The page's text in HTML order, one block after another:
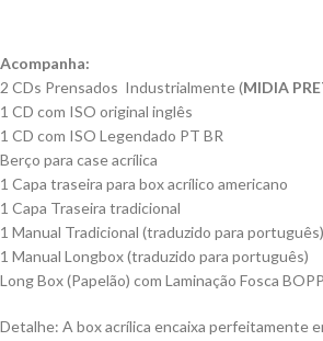
Acompanha:
2 CDs Prensados Industrialmente (MIDIA
1 CD com ISO original inglês
1 CD com ISO Legendado PT BR
Berço para case acrílica
1 Capa traseira para box acrílico americano
1 Capa Traseira tradicional
1 Manual Tradicional (traduzido para português)
1 Manual Longbox (traduzido para português)
Long Box (Papelão) com Laminação Fosca
Detalhe: A box acrílica encaixa perfeitamente